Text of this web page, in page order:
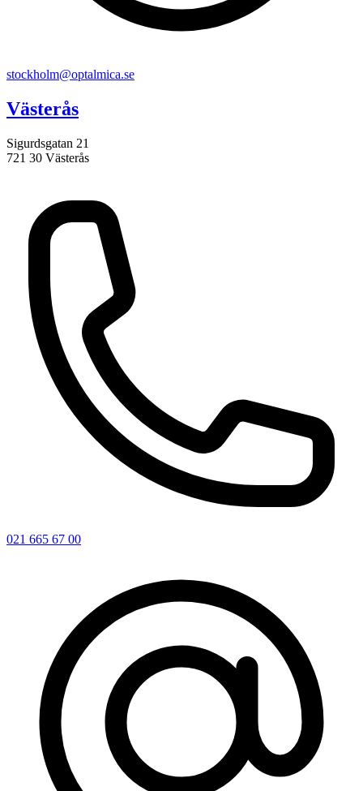
stockholm@optalmica.se
Västerås
Sigurdsgatan 21
721 30 Västerås
021 665 67 00